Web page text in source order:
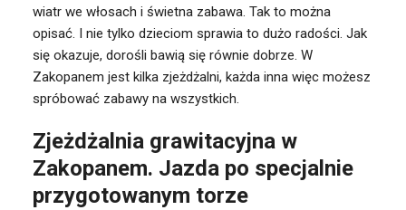
wiatr we włosach i świetna zabawa. Tak to można
opisać. I nie tylko dzieciom sprawia to dużo radości. Jak
się okazuje, dorośli bawią się równie dobrze. W
Zakopanem jest kilka zjeżdżalni, każda inna więc możesz
spróbować zabawy na wszystkich.
Zjeżdżalnia grawitacyjna w
Zakopanem. Jazda po specjalnie
przygotowanym torze